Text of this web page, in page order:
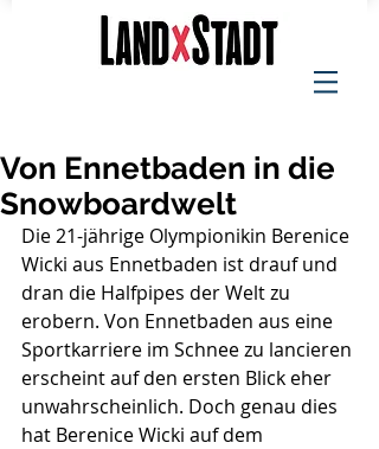
Von Ennetbaden in die
Snowboardwelt
Die 21-jährige Olympionikin Berenice
Wicki aus Ennetbaden ist drauf und
dran die Halfpipes der Welt zu
erobern. Von Ennetbaden aus eine
Sportkarriere im Schnee zu lancieren
erscheint auf den ersten Blick eher
unwahrscheinlich. Doch genau dies
hat Berenice Wicki auf dem